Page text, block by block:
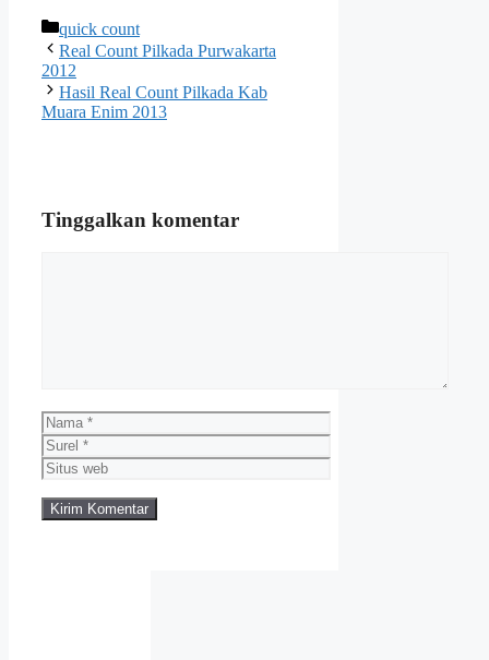
Kategori
quick count
Real Count Pilkada Purwakarta
2012
Hasil Real Count Pilkada Kab
Muara Enim 2013
Tinggalkan komentar
Nama
Surel
Situs
web